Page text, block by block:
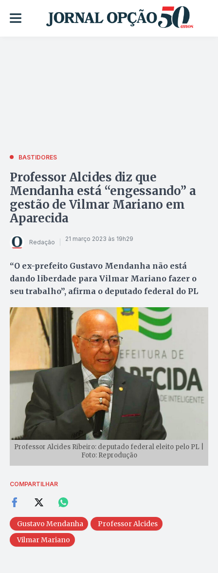
BASTIDORES
Professor Alcides diz que
Mendanha está “engessando” a
gestão de Vilmar Mariano em
Aparecida
Redação 21 março 2023 às 19h29
“O ex-prefeito Gustavo Mendanha não está
dando liberdade para Vilmar Mariano fazer o
seu trabalho”, afirma o deputado federal do PL
Professor Alcides Ribeiro: deputado federal eleito pelo PL |
Foto: Reprodução
COMPARTILHAR
Gustavo Mendanha
Professor Alcides
Vilmar Mariano